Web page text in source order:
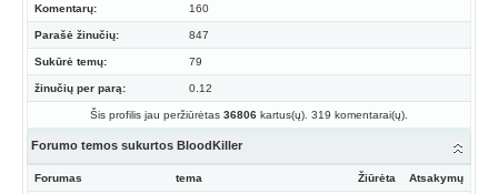
Komentarų: 160
Parašė žinučių: 847
Sukūrė temų: 79
žinučių per parą: 0.12
Šis profilis jau peržiūrėtas 36806 kartus(ų). 319 komentarai(ų).
Forumo temos sukurtos BloodKiller
Forumas tema Žiūrėta Atsakymų